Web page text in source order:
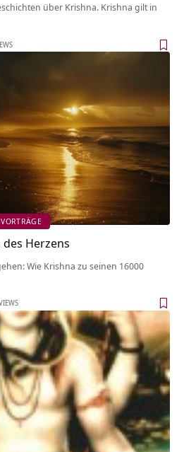
über Krishna. Krishna gilt in
VORTRÄGE
Herzens
Wie Krishna zu seinen 16000